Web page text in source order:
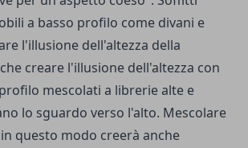
a basso profilo come divani e
l'illusione dell'altezza della
creare l'illusione dell'altezza con
mescolati a librerie alte e
lo sguardo verso l'alto. Mescolare
questo modo creerà anche